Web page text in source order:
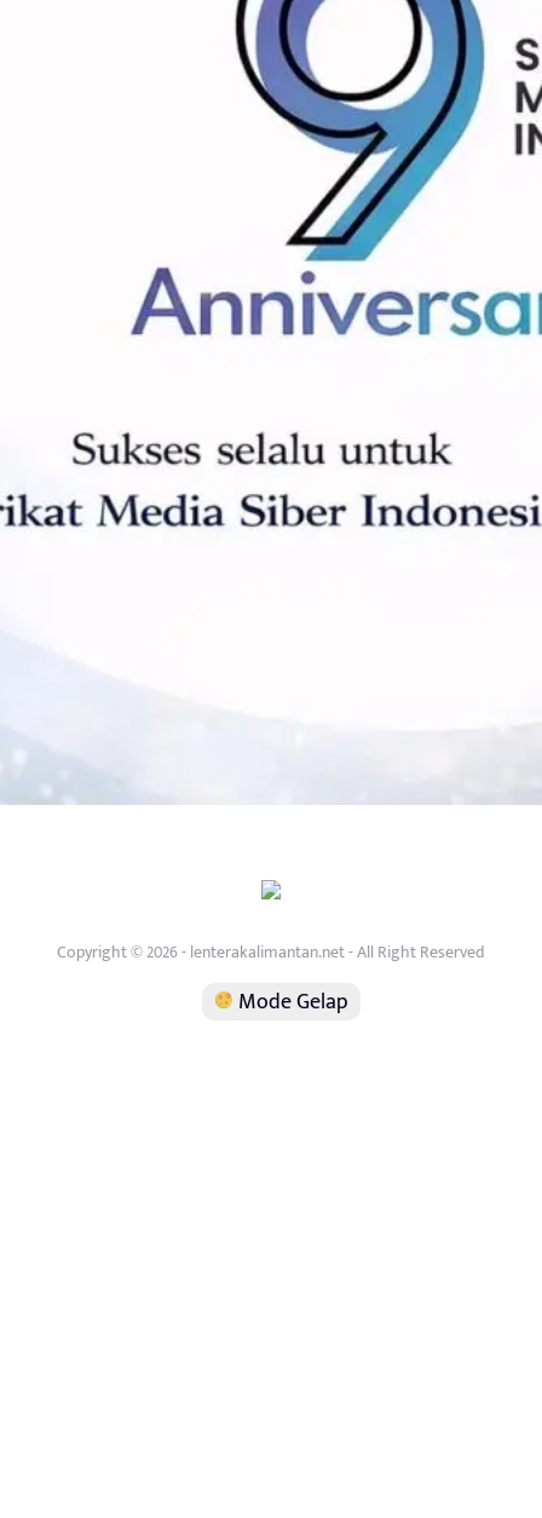
Copyright © 2026 - lenterakalimantan.net - All Right Reserved
Mode Gelap